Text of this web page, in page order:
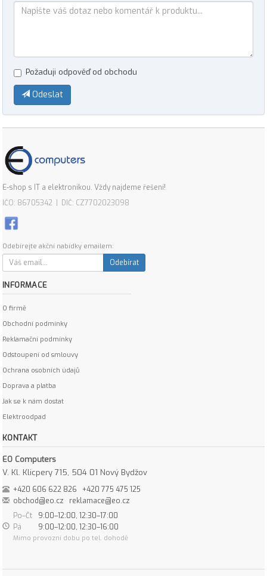
Požaduji odpověď od obchodu
Odeslat
E-shop s IT a elektronikou. Vždy najdeme řešení!
IČO: 86705342 | DIČ: CZ7702023098
Odebírejte akční nabídky emailem:
Odebírat
INFORMACE
O firmě
Obchodní podmínky
Reklamační podmínky
Odstoupení od smlouvy
Ochrana osobních údajů
Doprava a platba
Jak se k nám dostat
Elektroodpad
KONTAKT
EO Computers
V. Kl. Klicpery 715, 504 01 Nový Bydžov
+420 606 622 826
+420 775 475 125
obchod@eo.cz
reklamace@eo.cz
Po–Čt
9:00–12:00, 12:30–17:00
Pá
9:00–12:00, 12:30–16:00
Mimo provozní dobu po tel. dohodě